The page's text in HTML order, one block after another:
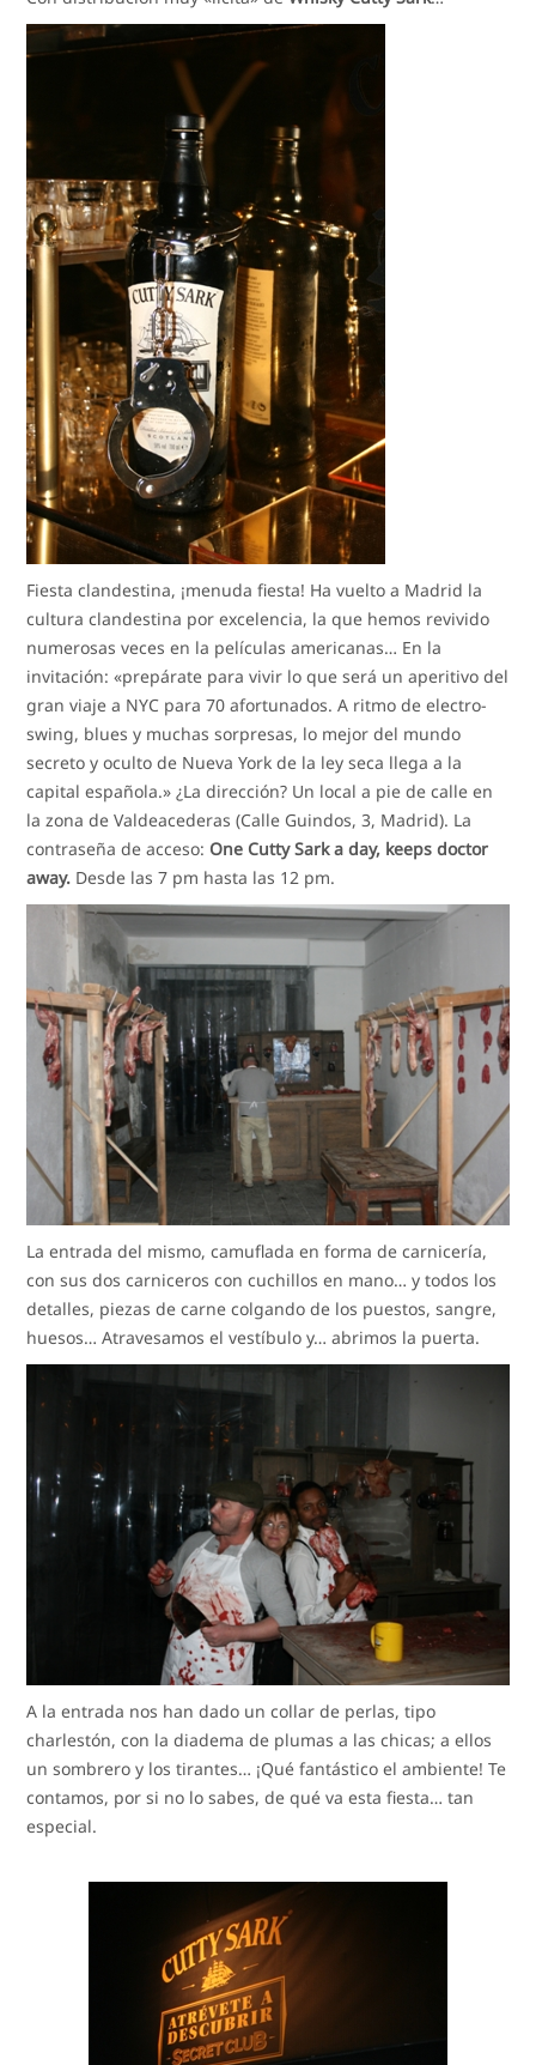
Fiesta clandestina, ¡menuda fiesta! Ha vuelto a Madrid la
cultura clandestina por excelencia, la que hemos revivido
numerosas veces en la películas americanas… En la
invitación: «prepárate para vivir lo que será un aperitivo del
gran viaje a NYC para 70 afortunados. A ritmo de electro-
swing, blues y muchas sorpresas, lo mejor del mundo
secreto y oculto de Nueva York de la ley seca llega a la
capital española.» ¿La dirección? Un local a pie de calle en
la zona de Valdeacederas (Calle Guindos, 3, Madrid). La
contraseña de acceso: One Cutty Sark a day, keeps doctor
away. Desde las 7 pm hasta las 12 pm.
La entrada del mismo, camuflada en forma de carnicería,
con sus dos carniceros con cuchillos en mano… y todos los
detalles, piezas de carne colgando de los puestos, sangre,
huesos… Atravesamos el vestíbulo y… abrimos la puerta.
A la entrada nos han dado un collar de perlas, tipo
charlestón, con la diadema de plumas a las chicas; a ellos
un sombrero y los tirantes… ¡Qué fantástico el ambiente! Te
contamos, por si no lo sabes, de qué va esta fiesta… tan
especial.